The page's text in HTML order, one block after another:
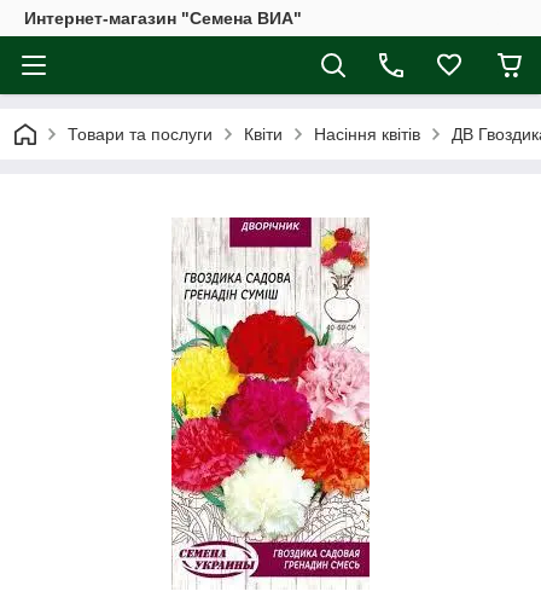
Интернет-магазин "Семена ВИА"
Товари та послуги Квіти Насіння квітів ДВ